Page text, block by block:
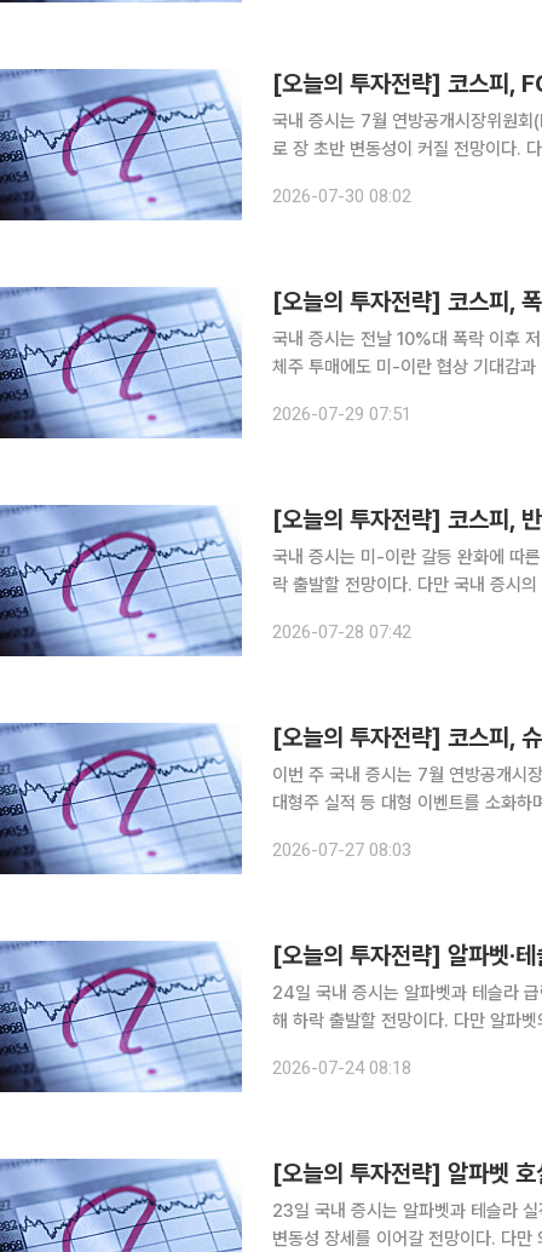
국내 증시는 7월 연방공개시장위원
로 장 초반 변동성이 커질 전망이다.
월 FOMC 및 지정학 불확실성, 미국
2026-07-30 08:02
국내 증시는 전날 10%대 폭락 이후
체주 투매에도 미-이란 협상 기대감
10%대 폭락에 대한 저가매수세 유입
2026-07-29 07:51
국내 증시는 미-이란 갈등 완화에 따
락 출발할 전망이다. 다만 국내 증시
란 갈등 완화에 따른 유가 급락 및 금
2026-07-28 07:42
이번 주 국내 증시는 7월 연방공개시
대형주 실적 등 대형 이벤트를 소화하며 반등을 시도할
정학적 긴장 완화 기대감, MS·아마존
2026-07-27 08:03
24일 국내 증시는 알파벳과 테슬라
해 하락 출발할 전망이다. 다만 알파
23일(현지시간) 미국 증시는 알파벳
2026-07-24 08:18
23일 국내 증시는 알파벳과 테슬라
변동성 장세를 이어갈 전망이다. 다